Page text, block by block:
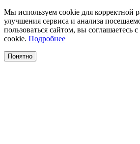
Мы используем cookie для корректной
улучшения сервиса и анализа
пользоваться сайтом, вы соглашаетесь
cookie. Подробнее
Понятно